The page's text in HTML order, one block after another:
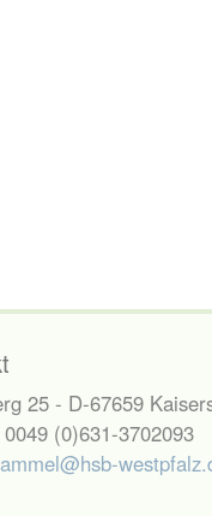
25 - D-67659
(0)631-3702093